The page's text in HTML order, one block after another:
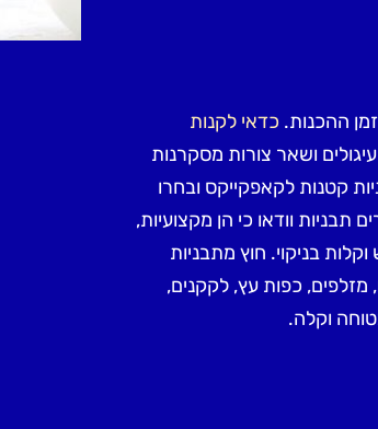
ההכנות. כדאי לקנות
ושאר צורות מסקרנות
קטנות לקאפקייקס ובחרו
תבניות וודאו כי הן מקצועיות,
בניקוי. חוץ מתבניות
מזלפים, כפות עץ, לקקנים,
וקלה.